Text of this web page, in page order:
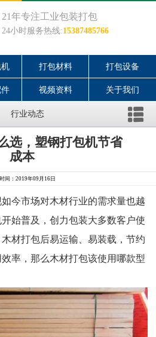
21年专注工业包装打包
24小时服务热线:15387485766
打包材料 打包设备
视频资料 关于我们
行业动态
选，塑钢打包机节省
成本
间：2019年09月16日
今市场对木材行业的需求量也越
始普及，创力包装大多数客户使
材打包后易运输、易装载，节约
率，那么木材打包该使用哪款型